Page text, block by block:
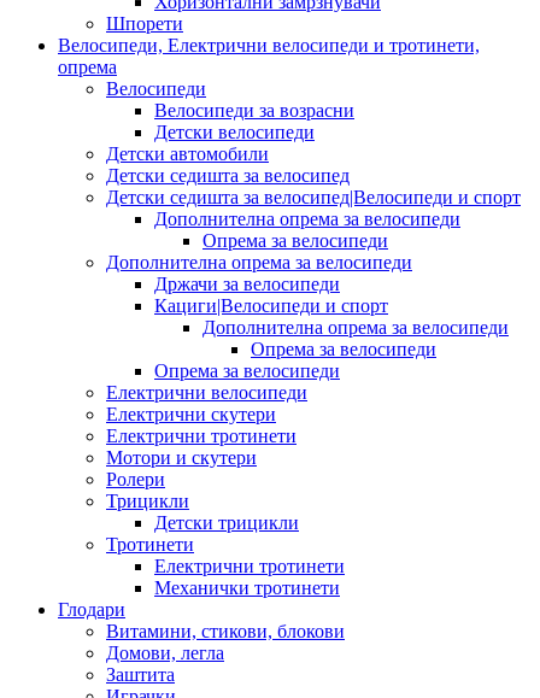
Шпорети
Велосипеди, Електрични велосипеди и тротинети,
опрема
Велосипеди
Велосипеди за возрасни
Детски велосипеди
Детски автомобили
Детски седишта за велосипед
Детски седишта за велосипед|Велосипеди и спорт
Дополнителна опрема за велосипеди
Опрема за велосипеди
Дополнителна опрема за велосипеди
Држачи за велосипеди
Кациги|Велосипеди и спорт
Дополнителна опрема за велосипеди
Опрема за велосипеди
Опрема за велосипеди
Електрични велосипеди
Електрични скутери
Електрични тротинети
Мотори и скутери
Ролери
Трицикли
Детски трицикли
Тротинети
Електрични тротинети
Механички тротинети
Глодари
Витамини, стикови, блокови
Домови, легла
Заштита